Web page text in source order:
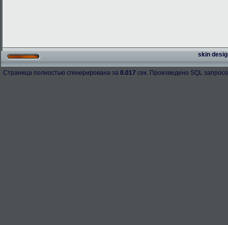
skin
Страница полностью сгенерирована за 0.017 сек. Произведено SQL